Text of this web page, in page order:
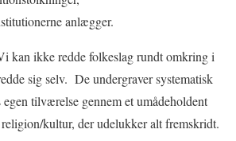
anlægger.
kan ikke redde folkeslag rundt omkring i
sig selv. De undergraver systematisk
tilværelse gennem et umådeholdent
kultur, der udelukker alt fremskridt.